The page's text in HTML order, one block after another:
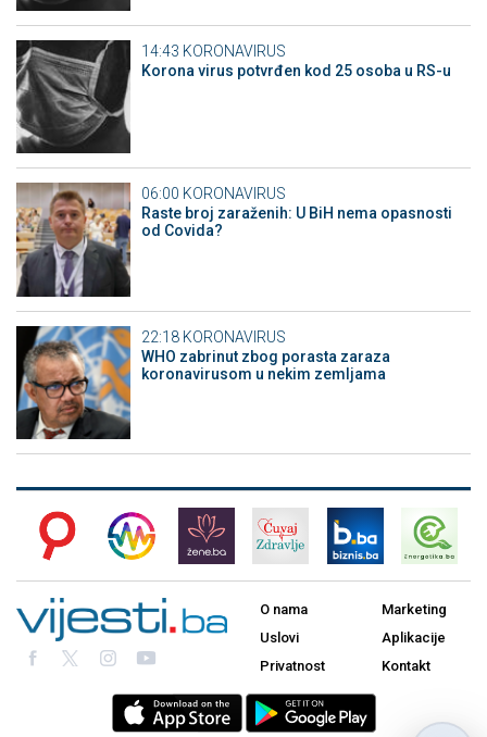
14:43 KORONAVIRUS
Korona virus potvrđen kod 25 osoba u RS-u
06:00 KORONAVIRUS
Raste broj zaraženih: U BiH nema opasnosti
od Covida?
22:18 KORONAVIRUS
WHO zabrinut zbog porasta zaraza
koronavirusom u nekim zemljama
O nama
Uslovi
Privatnost
Marketing
Aplikacije
Kontakt